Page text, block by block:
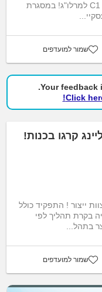
החברה בצריפין דרוש/ה בלדר/ת עם רישיון C1 למרלו"ג! במסגרת
שמור למועדפים
Your feedback
Click
קרגו בכנות!
ייצור ! התפקיד כולל
בקרת תהליך לפי
בתהל...
שמור למועדפים